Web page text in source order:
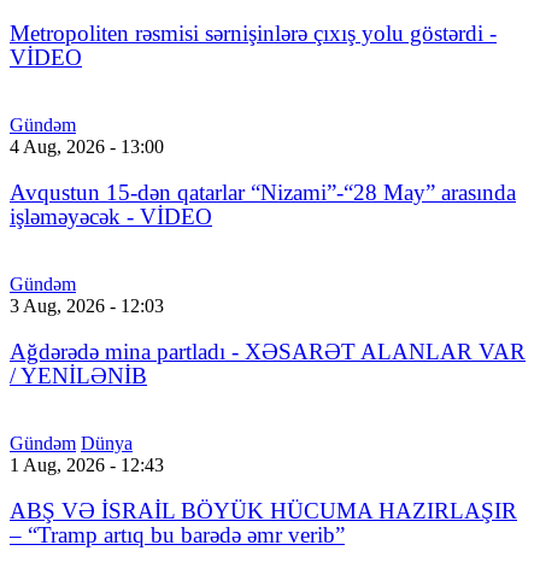
Metropoliten rəsmisi sərnişinlərə çıxış yolu göstərdi -
VİDEO
Gündəm
4 Aug, 2026 - 13:00
Avqustun 15-dən qatarlar “Nizami”-“28 May” arasında
işləməyəcək - VİDEO
Gündəm
3 Aug, 2026 - 12:03
Ağdərədə mina partladı - XƏSARƏT ALANLAR VAR
/ YENİLƏNİB
Gündəm Dünya
1 Aug, 2026 - 12:43
ABŞ VƏ İSRAİL BÖYÜK HÜCUMA HAZIRLAŞIR
– “Tramp artıq bu barədə əmr verib”